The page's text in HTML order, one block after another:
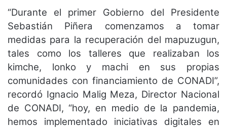
“Durante el primer Gobierno del Presidente
Sebastián Piñera comenzamos a tomar
medidas para la recuperación del mapuzugun,
tales como los talleres que realizaban los
kimche, lonko y machi en sus propias
comunidades con financiamiento de CONADI”,
recordó Ignacio Malig Meza, Director Nacional
de CONADI, “hoy, en medio de la pandemia,
hemos implementado iniciativas digitales en